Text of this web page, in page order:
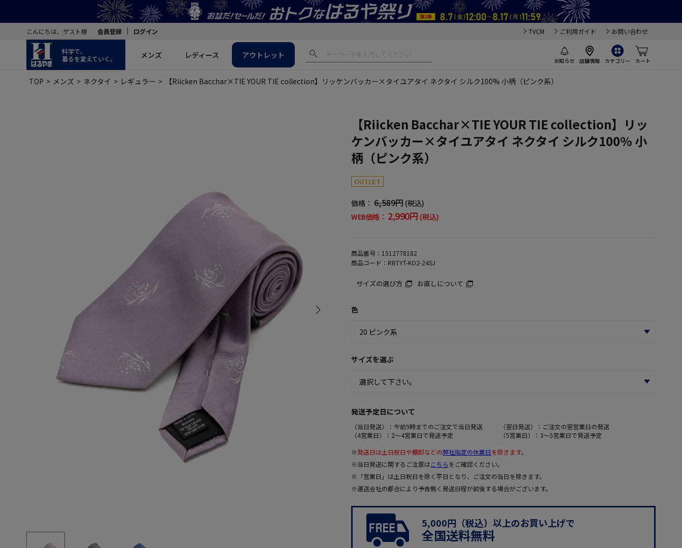
こんにちは、ゲスト様 会員登録 ログイン TVCM ご利用ガイド お問い合わせ
科学で、
着るを変えていく。
お知らせ 店舗情報 カテゴリー カート
メンズ レディース アウトレット
TOP メンズ ネクタイ レギュラー 【Riicken Bacchar×TIE YOUR TIE collection】リッケンバッカー×タイユアタイ ネクタイ シルク100% 小柄（ピンク系）
【Riicken Bacchar×TIE YOUR TIE collection】リッ
ケンバッカー×タイユアタイ ネクタイ シルク100% 小
柄（ピンク系）
OUTLET
価格： 6,589円 (税込)
WEB価格： 2,990円 (税込)
商品番号： 1512778182
商品コード： RBTYT-KO2-24SJ
サイズの選び方 お直しについて
色
サイズを選ぶ
発送予定日について
（当日発送）：午前9時までのご注文で当日発送
（翌日発送）：ご注文の翌営業日の発送
（4営業日）：2～4営業日で発送予定
（5営業日）：3～5営業日で発送予定
※発送日は土日祝日や棚卸などの弊社指定の休業日を除きます。
※当日発送に関するご注意はこちらをご確認ください。
※「営業日」は土日祝日を除く平日となり、ご注文の当日を除きます。
※運送会社の都合により予告無く発送日程が前後する場合がございます。
5,000円（税込）以上のお買い上げで
全国送料無料